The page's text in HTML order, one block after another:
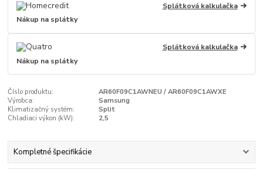
Splátková kalkulačka
Nákup na splátky
Splátková kalkulačka
Nákup na splátky
Číslo produktu:
AR60F09C1AWNEU / AR60F09C1AWXE
Výrobca:
Samsung
Klimatizačný systém:
Split
Chladiaci výkon (kW):
2,5
Kompletné špecifikácie